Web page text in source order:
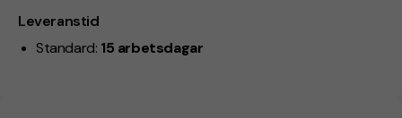
Leveranstid
Standard: 15 arbetsdagar